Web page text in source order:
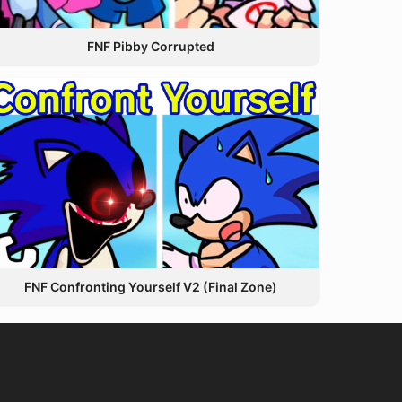
FNF Pibby Corrupted
FNF Confronting Yourself V2 (Final Zone)